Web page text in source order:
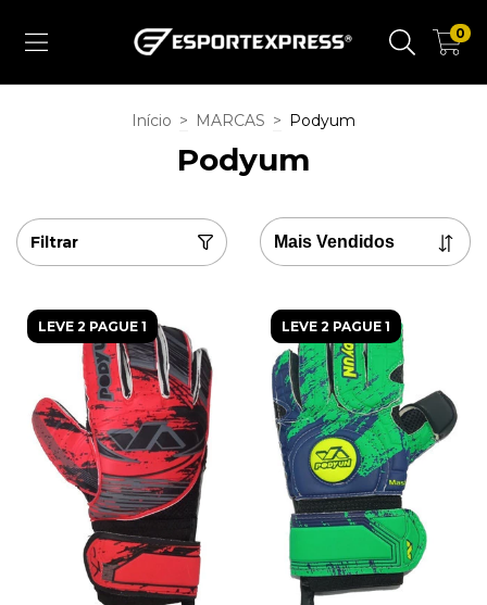
0
Início > MARCAS > Podyum
Podyum
Filtrar
LEVE 2 PAGUE 1 LEVE 2 PAGUE 1